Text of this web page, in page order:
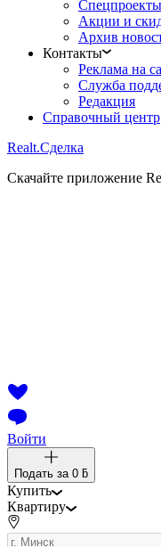
Спецпроекты
Акции и
Архив
Контакты
Реклама на
Служба
Редакция
Справочный центр
Realt.Сделка
Скачайте приложение
Войти
Подать за 0 ƃ
Купить
Квартиру